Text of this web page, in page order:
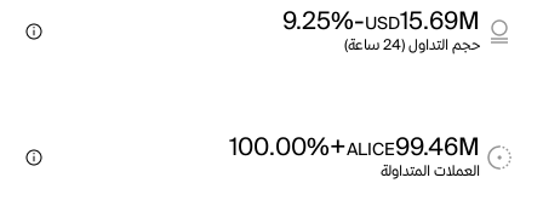
15.69M
USD
-9.25%
حجم التداول (24 ساعة)
99.46M
ALICE
+100.00%
العملات المتداولة